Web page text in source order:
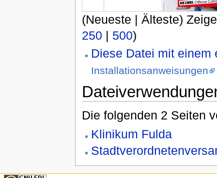
(Neueste | Älteste)
250 | 500)
Diese Datei mit einem
Installationsanweisungen
Die folgenden 2 Seiten
Klinikum Fulda